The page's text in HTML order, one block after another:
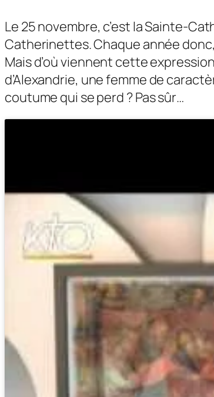
Le 25 novembre, c’est la Sainte-
Catherinettes. Chaque année
Mais d’où viennent cette
d’Alexandrie, une femme de
coutume qui se perd ? Pas sûr…